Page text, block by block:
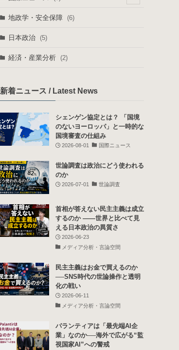
(1)
(13)
(1)
(3)
地政学・安全保障 (6)
日本政治 (5)
経済・産業分析 (2)
新着ニュース / Latest News
シェンゲン協定とは？ 「国境
のないヨーロッパ」と一時的な
国境審査の仕組み
2026-08-01 国際ニュース
世論調査は政治にどう使われる
のか
2026-07-01 世論調査
首相が答えない民主主義は成立
するのか ――世界と比べて見
える日本政治の異質さ
2026-06-23
メディア分析・言論空間
民主主義はお金で買えるのか
──SNS時代の世論操作と透明
化の戦い
2026-06-11
メディア分析・言論空間
パランティアは「最先端AI企
業」なのか──海外で広がる“監
視国家AI”への警戒